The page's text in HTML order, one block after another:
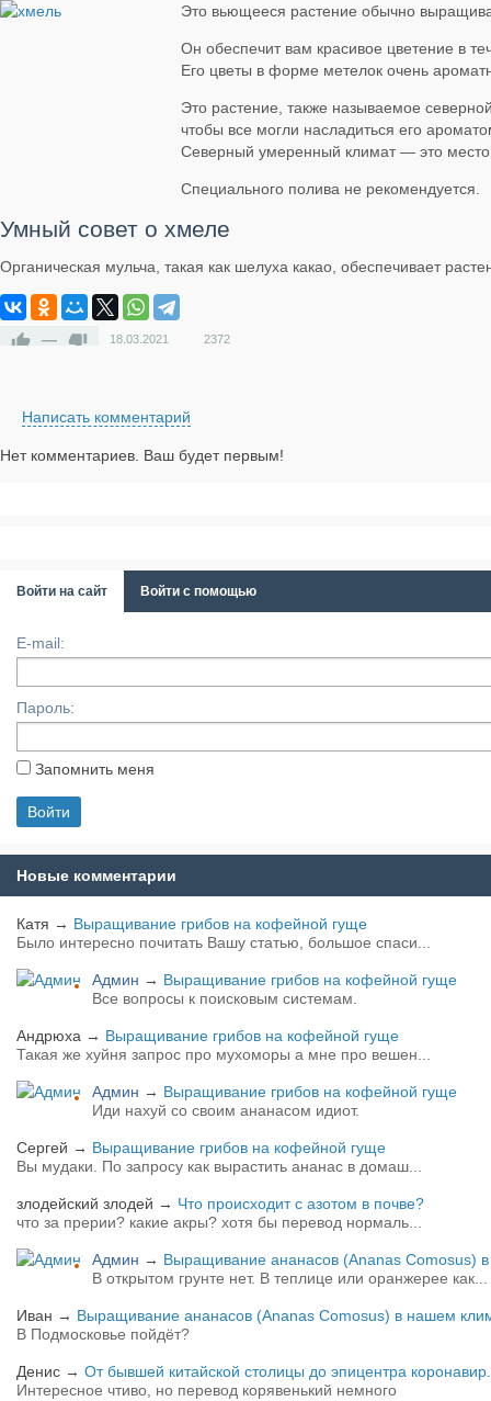
Это вьющееся растение обычно
Он обеспечит вам красивое цветение в
Его цветы в форме метелок очень
Это растение, также называемое
чтобы все могли насладиться его
Северный умеренный климат — это
Специального полива не рекомендуется.
Умный совет о хмеле
Органическая мульча, такая как шелуха какао, обеспечивает
— 18.03.2021 2372
Написать комментарий
Нет комментариев. Ваш будет первым!
Войти на сайт Войти с помощью
E-mail:
Пароль:
Запомнить меня
Новые комментарии
Катя → Выращивание грибов на кофейной гуще
Было интересно почитать Вашу статью, большое спаси...
Админ → Выращивание грибов на кофейной гуще
Все вопросы к поисковым системам.
Андрюха → Выращивание грибов на кофейной гуще
Такая же хуйня запрос про мухоморы а мне про вешен...
Админ → Выращивание грибов на кофейной гуще
Иди нахуй со своим ананасом идиот.
Сергей → Выращивание грибов на кофейной гуще
Вы мудаки. По запросу как вырастить ананас в домаш...
злодейский злодей → Что происходит с азотом в почве?
что за прерии? какие акры? хотя бы перевод нормаль...
Админ → Выращивание ананасов (Ananas Comosus)
В открытом грунте нет. В теплице или оранжерее как...
Иван → Выращивание ананасов (Ananas Comosus) в нашем
В Подмосковье пойдёт?
Денис → От бывшей китайской столицы до эпицентра
Интересное чтиво, но перевод корявенький немного